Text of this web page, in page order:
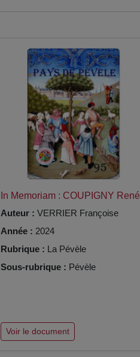
In Memoriam : COUPIGNY René
Auteur : VERRIER Françoise
Année : 2024
Rubrique : La Pévèle
Sous-rubrique : Pévèle
Voir le document